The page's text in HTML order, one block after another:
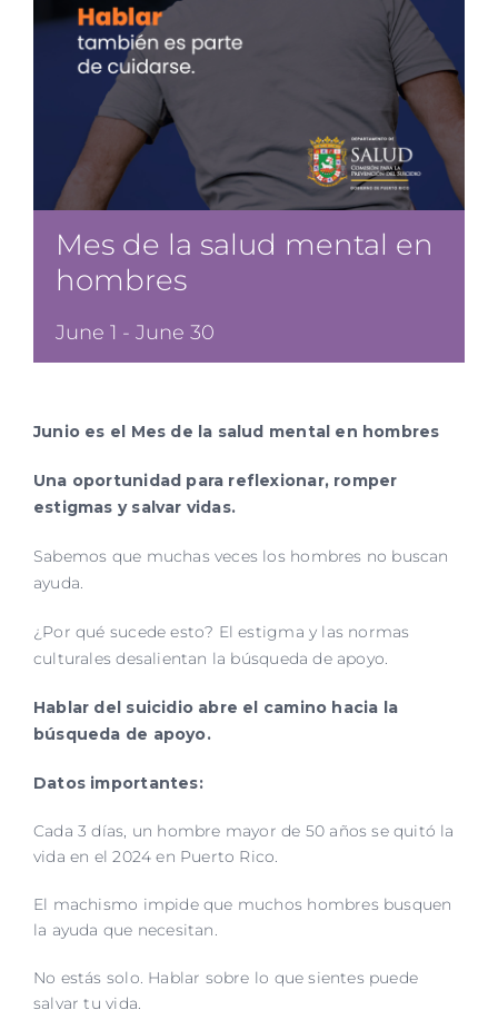
Spanish
Mes de la salud mental en
hombres
June 1 - June 30
Junio es el Mes de la salud mental en hombres
Una oportunidad para reflexionar, romper
estigmas y salvar vidas.
Sabemos que muchas veces los hombres no buscan
ayuda.
¿Por qué sucede esto? El estigma y las normas
culturales desalientan la búsqueda de apoyo.
Hablar del suicidio abre el camino hacia la
búsqueda de apoyo.
Datos importantes:
Cada 3 días, un hombre mayor de 50 años se quitó la
vida en el 2024 en Puerto Rico.
El machismo impide que muchos hombres busquen
la ayuda que necesitan.
No estás solo. Hablar sobre lo que sientes puede
salvar tu vida.​